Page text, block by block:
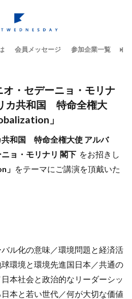
会員メッセージ 参加企業一覧 テ
・セデーニョ・モリナ
カ共和国 特命全権大
」
共和国 特命全権大使 アルバ
ョ・モリナリ 閣下 をお招きし
」 をテーマにご講演を頂戴いた
ル化の意味／環境問題と経済活
環境と環境先進国日本／共通の
本社会と政治的なリーダーシッ
本と若い世代／何が大切な価値